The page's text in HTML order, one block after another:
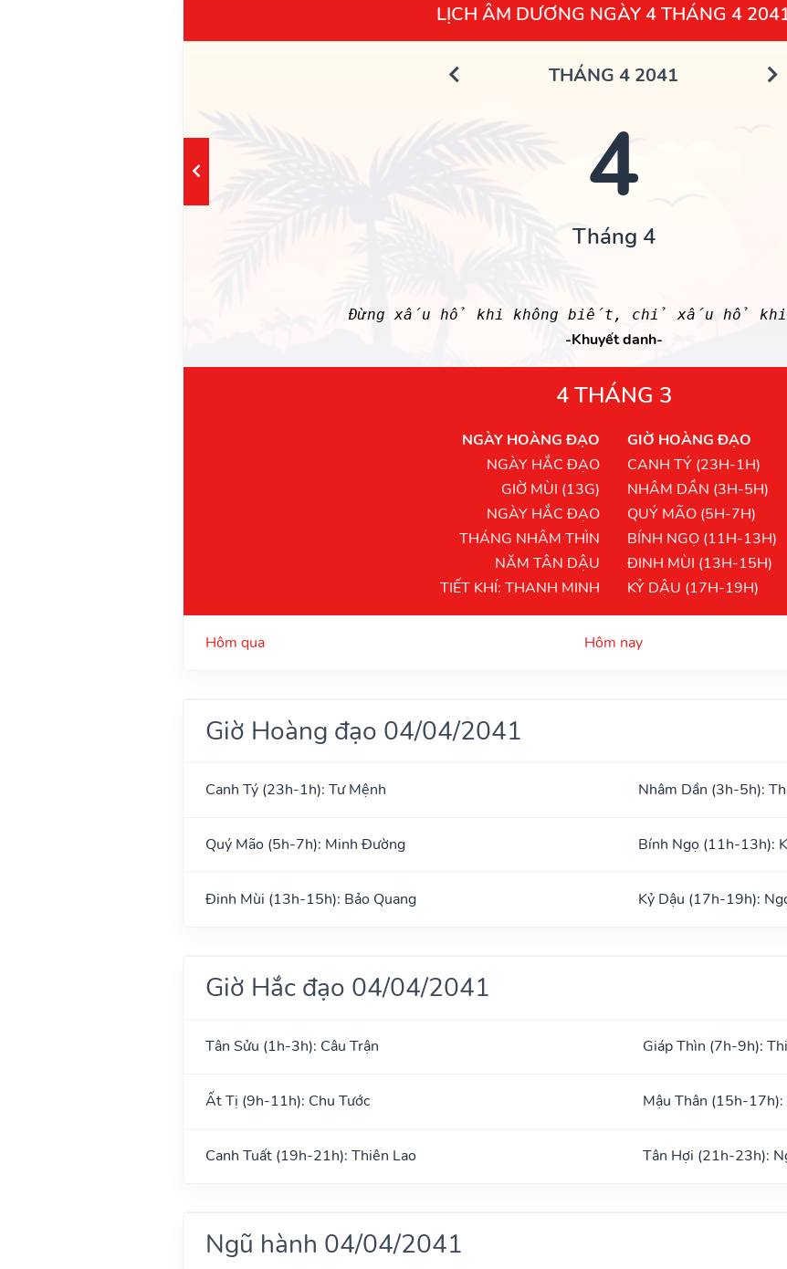
LỊCH ÂM DƯƠNG NGÀY 4 THÁNG 4
THÁNG 4 2041
4
Tháng 4
Đừng xấu hổ khi không biết, chỉ xấu hổ khi
-Khuyết danh-
4 THÁNG 3
NGÀY HOÀNG ĐẠO
NGÀY HẮC ĐẠO
GIỜ MÙI (13G)
NGÀY HẮC ĐẠO
THÁNG NHÂM THÌN
NĂM TÂN DẬU
TIẾT KHÍ: THANH MINH
GIỜ HOÀNG ĐẠO
CANH TÝ (23H-1H)
NHÂM DẦN (3H-5H)
QUÝ MÃO (5H-7H)
BÍNH NGỌ (11H-13H)
ĐINH MÙI (13H-15H)
KỶ DẬU (17H-19H)
Hôm qua Hôm nay
Giờ Hoàng đạo 04/04/2041
Canh Tý (23h-1h): Tư Mệnh Nhâm Dần (3h-5h):
Quý Mão (5h-7h): Minh Đường Bính Ngọ (11h-13h):
Đinh Mùi (13h-15h): Bảo Quang Kỷ Dậu (17h-19h):
Giờ Hắc đạo 04/04/2041
Tân Sửu (1h-3h): Câu Trận Giáp Thìn (7h-9h):
Ất Tị (9h-11h): Chu Tước Mậu Thân (15h-17h):
Canh Tuất (19h-21h): Thiên Lao Tân Hợi (21h-23h):
Ngũ hành 04/04/2041